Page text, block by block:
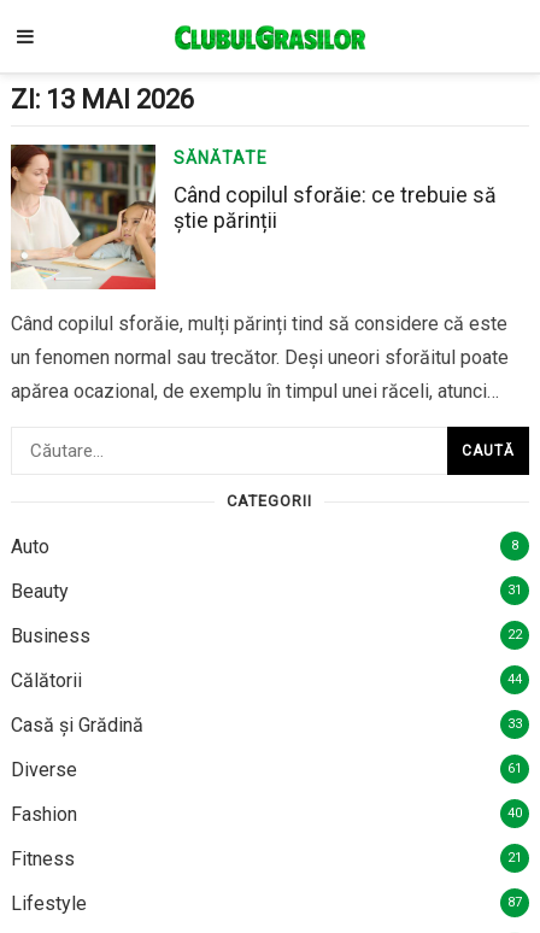
ZI: 13 MAI 2026
SĂNĂTATE
Când copilul sforăie: ce trebuie să
știe părinții
Când copilul sforăie, mulți părinți tind să considere că este
un fenomen normal sau trecător. Deși uneori sforăitul poate
apărea ocazional, de exemplu în timpul unei răceli, atunci
când devine frecvent sau persistent poate indica anumite
probleme legate de respirația din timpul somnului.
Înțelegerea cauzelor și a situațiilor în care…
Caută
după:
CATEGORII
Auto 8
Beauty 31
Business 22
Călătorii 44
Casă și Grădină 33
Diverse 61
Fashion 40
Fitness 21
Lifestyle 87